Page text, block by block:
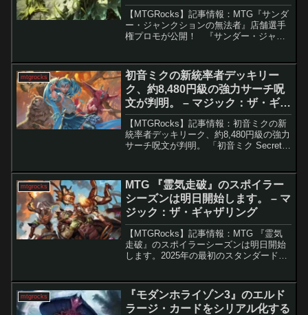
ング
【MTGRocks】記事情報：MTG『サンダ
ー・ジャンクションの無法者』店舗選手
権プロモが公開！ 『サンダー・ジャン
ドが多数公開され、注目のプロモカード
も発表されま...
mtgrocks
初音ミクの新統率者デッキリー
ク、約8,480円級の強力サーチ呪
文が判明。 – マジック：ザ・ギャ
ザリング
【MTGRocks】記事情報：初音ミクの新
統率者デッキリーク、約8,480円級の強力
サーチ呪文が判明。 「初音ミク Secret
La...
mtgrocks
MTG 『霊気走破』のスポイラー
シーズンは明日開始します。 – マ
ジック：ザ・ギャザリング
【MTGRocks】記事情報：MTG 『霊気
走破』のスポイラーシーズンは明日開始
します。2025年の最初のスタンダード対
し、新たなカード情報が公開され始めて
います。ここで...
mtgrocks
『モダンホライゾン3』のエルド
ラージ・カードをシリアル化する